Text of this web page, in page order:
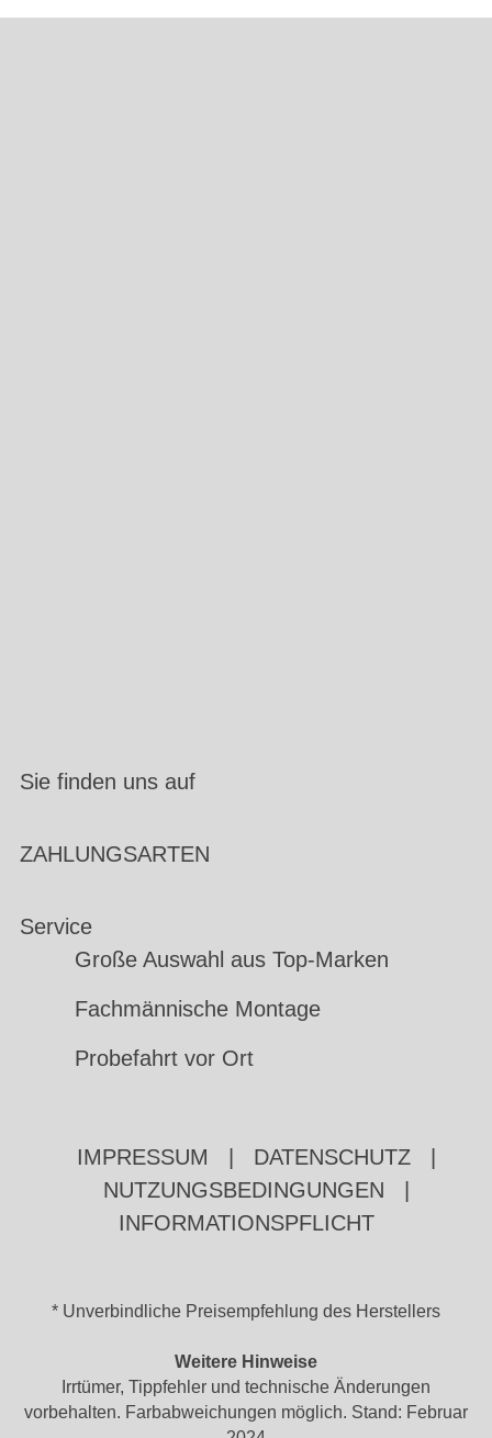
Sie finden uns auf
ZAHLUNGSARTEN
Service
Große Auswahl aus Top-Marken
Fachmännische Montage
Probefahrt vor Ort
IMPRESSUM DATENSCHUTZ
NUTZUNGSBEDINGUNGEN
INFORMATIONSPFLICHT
* Unverbindliche Preisempfehlung des Herstellers
Weitere Hinweise
Irrtümer, Tippfehler und technische Änderungen
vorbehalten. Farbabweichungen möglich. Stand: Februar